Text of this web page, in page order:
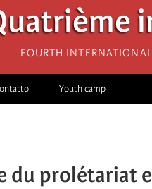
Fourth
Youth camp
du prolétariat